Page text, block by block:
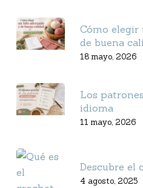
Cómo elegir
de buena
18 mayo, 2026
Los
idioma
11 mayo, 2026
Descubre el
4 agosto, 2025